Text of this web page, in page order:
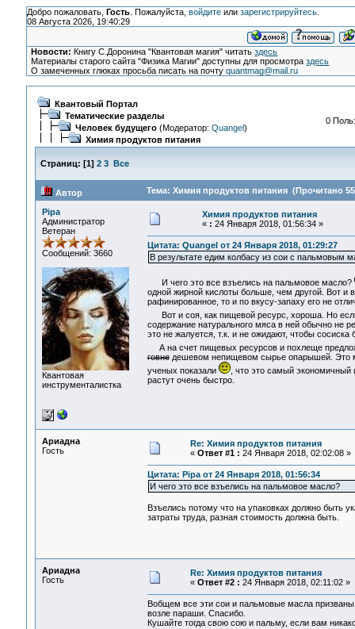
Добро пожаловать, Гость. Пожалуйста, войдитеили зарегистрируйтесь.
08 Августа 2026, 19:40:29
Новости: Книгу С.Доронина "Квантовая магия" читатьздесь
Материалы старого сайта "Физика Магии" доступны для просмотраздесь
О замеченных глюках просьба писать на почтуquantmag@mail.ru
Квантовый Портал
Тематические разделы
Человек будущего(Модератор: Quangel)
Химия продуктов питания
0
Страниц: [1] 2 3 Все
Автор Тема: Химия продуктов питания (Прочитано
Pipa
Администратор
Ветеран
Сообщений: 3660
Квантовая
инструменталистка
Химия продуктов питания
« : 24 Января 2018, 01:56:34 »
Цитата: Quangel от 24 Января 2018, 01:29:27
В результате едим колбасу из сои с пальмовым
И чего это все взъелись на пальмовое масло?
одной жирной кислоты больше, чем другой. Вот и
рафинированное, то и по вкусу-запаху его не
Вот и соя, как пищевой ресурс, хороша. Но
содержание натурального мяса в ней обычно не
это не жалуется, т.к. и не ожидают, чтобы сосиска
А на счет пищевых ресурсов и похлеще
говнедешевом непищевом сырье опарышей. Это
ученых показали
, что это самый экономичный
растут очень быстро.
Ариадна
Гость
Re: Химия продуктов питания
« Ответ #1 : 24 Января 2018, 02:02:08 »
Цитата: Pipa от 24 Января 2018, 01:56:34
И чего это все взъелись на пальмовое масло?
Взъелись потому что на упаковках должно быть
затраты труда, разная стоимость должна быть.
Ариадна
Гость
Re: Химия продуктов питания
« Ответ #2 : 24 Января 2018, 02:11:02 »
Вобщем все эти сои и пальмовые масла
возле параши. Спасибо.
Кушайте тогда свою сою и пальму, если вам